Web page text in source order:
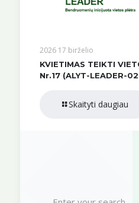
2026 17 birželio
KVIETIMAS TEIKTI
Nr.17 (ALYT-LEADER-
Skaityti daugiau